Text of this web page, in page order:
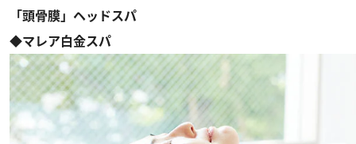
「頭骨膜」ヘッドスパ
◆マレア白金スパ